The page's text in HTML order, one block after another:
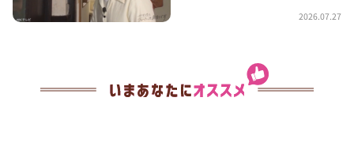
2026.07.27